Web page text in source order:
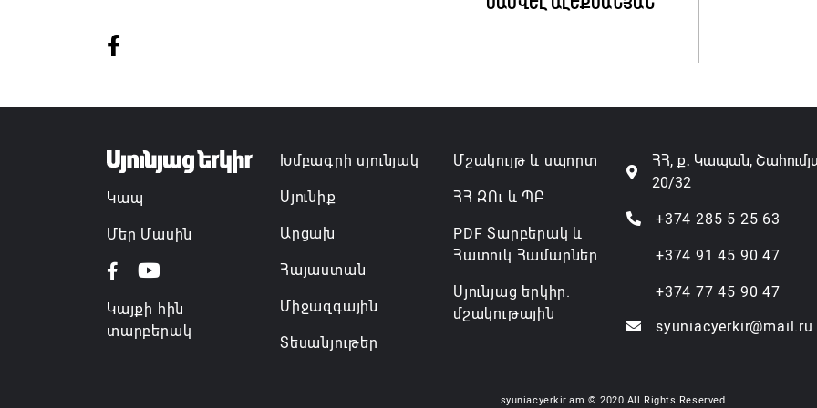
ՍԱՄՎԵԼ ԱԼԵՔՍԱՆՅԱՆ
Կապ
Մեր Մասին
Կայքի հին
տարբերակ
Խմբագրի սյունյակ
Սյունիք
Արցախ
Հայաստան
Միջազգային
Տեսանյութեր
Մշակույթ և սպորտ
ՀՀ ԶՈւ և ՊԲ
PDF Տարբերակ և
Հատուկ Համարներ
Սյունյաց երկիր.
մշակութային
ՀՀ, ք․ Կապան,
20/32
+374 285 5 25 63
+374 91 45 90 47
+374 77 45 90 47
syuniacyerkir@mail.ru
syuniacyerkir.am © 2020 All Rights Reserved